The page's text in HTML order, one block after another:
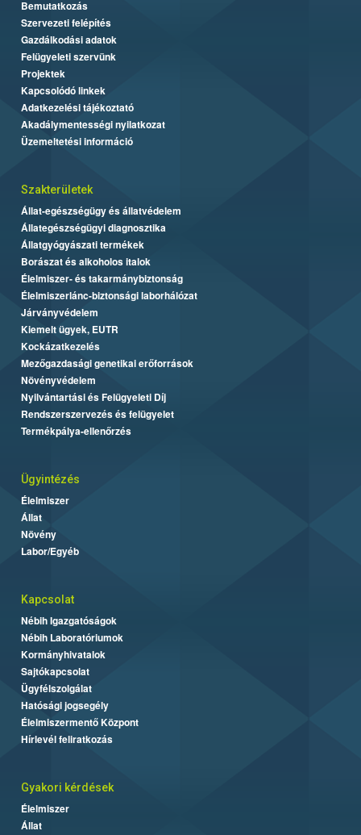
Bemutatkozás
Szervezeti felépítés
Gazdálkodási adatok
Felügyeleti szervünk
Projektek
Kapcsolódó linkek
Adatkezelési tájékoztató
Akadálymentességi nyilatkozat
Üzemeltetési információ
Szakterületek
Állat-egészségügy és állatvédelem
Állategészségügyi diagnosztika
Állatgyógyászati termékek
Borászat és alkoholos italok
Élelmiszer- és takarmánybiztonság
Élelmiszerlánc-biztonsági laborhálózat
Járványvédelem
Kiemelt ügyek, EUTR
Kockázatkezelés
Mezőgazdasági genetikai erőforrások
Növényvédelem
Nyilvántartási és Felügyeleti Díj
Rendszerszervezés és felügyelet
Termékpálya-ellenőrzés
Ügyintézés
Élelmiszer
Állat
Növény
Labor/Egyéb
Kapcsolat
Nébih Igazgatóságok
Nébih Laboratóriumok
Kormányhivatalok
Sajtókapcsolat
Ügyfélszolgálat
Hatósági jogsegély
Élelmiszermentő Központ
Hírlevél feliratkozás
Gyakori kérdések
Élelmiszer
Állat